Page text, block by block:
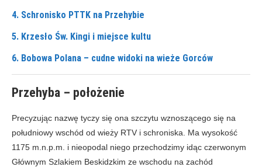
4. Schronisko PTTK na Przehybie
5. Krzesło Św. Kingi i miejsce kultu
6. Bobowa Polana – cudne widoki na wieże Gorców
Przehyba – położenie
Precyzując nazwę tyczy się ona szczytu wznoszącego się na
południowy wschód od wieży RTV i schroniska. Ma wysokość
1175 m.n.p.m. i nieopodal niego przechodzimy idąc czerwonym
Głównym Szlakiem Beskidzkim ze wschodu na zachód